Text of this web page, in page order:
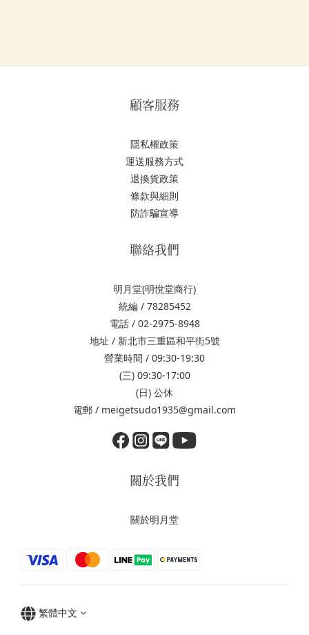
顧客服務
隱私權政策
運送服務方式
退換貨政策
條款與細則
防詐騙宣導
聯絡我們
明月堂(明悅堂商行)
統編 / 78285452
電話 / 02-2975-8948
地址 / 新北市三重區和平街5號
營業時間 / 09:30-19:30
(三) 09:30-17:00
(日) 公休
電郵 / meigetsudo1935@gmail.com
關於我們
關於明月堂
繁體中文